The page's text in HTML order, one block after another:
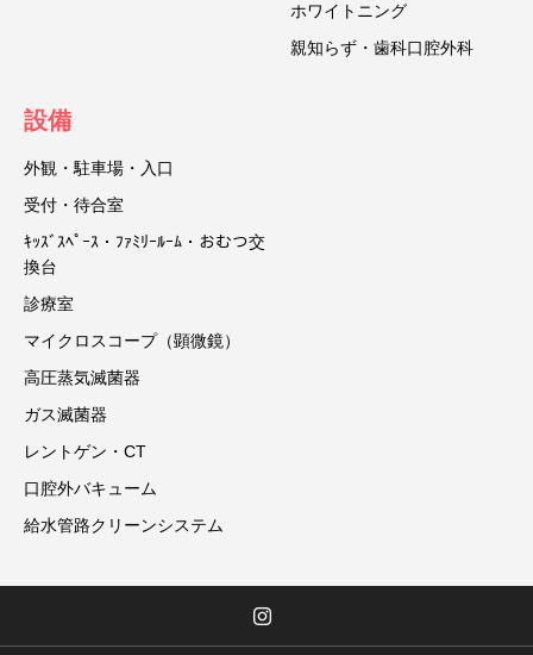
ホワイトニング
親知らず・歯科口腔外科
設備
外観・駐車場・入口
受付・待合室
ｷｯｽﾞｽﾍﾟｰｽ・ﾌｧﾐﾘｰﾙｰﾑ・おむつ交
換台
診療室
マイクロスコープ（顕微鏡）
高圧蒸気滅菌器
ガス滅菌器
レントゲン・CT
口腔外バキューム
給水管路クリーンシステム